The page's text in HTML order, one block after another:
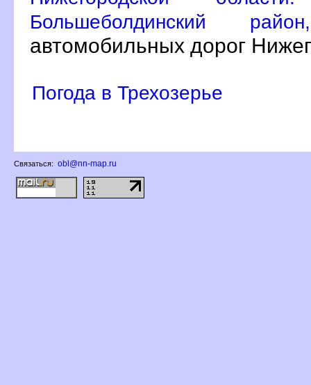
Большеболдинский
автомобильных дорог
Погода в Трехозерье
Связаться: obl@nn-map.ru